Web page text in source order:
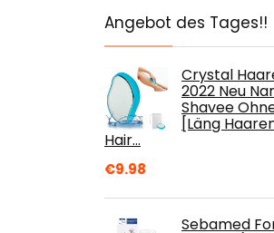
Angebot des Tages!!
Crystal
2022 Neu
Shavee
[Läng
Hair…
€9.98
Sebamed